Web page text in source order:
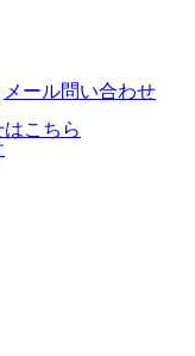
メール問い合わせ